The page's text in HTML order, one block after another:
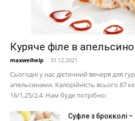
Куряче філе в
maxwelhelp - 31.12.2021
Сьогодні у нас дієтичний вечеря для
апельсинами. Калорійність всього 87
16/1,25/2,4. Нам буде потрібно:
Суфле з брокколі –